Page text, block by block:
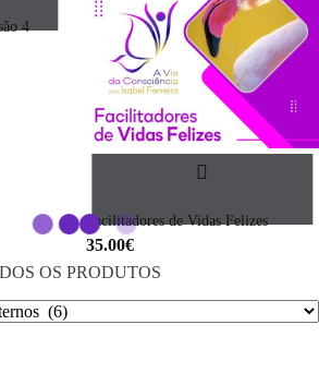
4
Facilitadores de Vidas Felizes
35.00€
OS PRODUTOS